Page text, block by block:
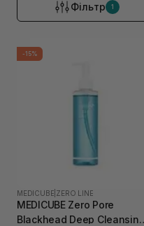
Фільтр 1
-15%
MEDICUBE ZERO LINE
MEDICUBE Zero Pore
Blackhead Deep Cleansing